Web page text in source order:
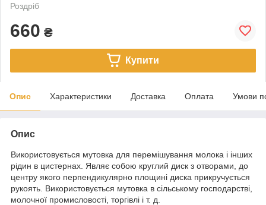
Роздріб
660 ₴
Купити
Опис Характеристики Доставка Оплата Умови
Опис
Використовується мутовка для перемішування молока і інших
рідин в цистернах. Являє собою круглий диск з отворами, до
центру якого перпендикулярно площині диска прикручується
рукоять. Використовується мутовка в сільському господарстві,
молочної промисловості, торгівлі і т. д.